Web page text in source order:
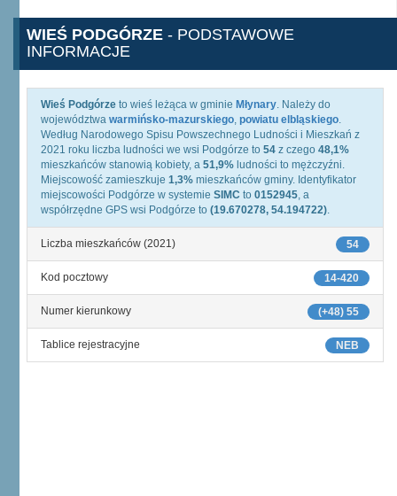
WIEŚ PODGÓRZE - PODSTAWOWE
INFORMACJE
Wieś Podgórze to wieś leżąca w gminie Młynary. Należy do
województwa warmińsko-mazurskiego, powiatu elbląskiego.
Według Narodowego Spisu Powszechnego Ludności i Mieszkań z
2021 roku liczba ludności we wsi Podgórze to 54 z czego 48,1%
mieszkańców stanowią kobiety, a 51,9% ludności to mężczyźni.
Miejscowość zamieszkuje 1,3% mieszkańców gminy. Identyfikator
miejscowości Podgórze w systemie SIMC to 0152945, a
współrzędne GPS wsi Podgórze to (19.670278, 54.194722).
54
Liczba mieszkańców (2021)
14-420
Kod pocztowy
(+48) 55
Numer kierunkowy
NEB
Tablice rejestracyjne